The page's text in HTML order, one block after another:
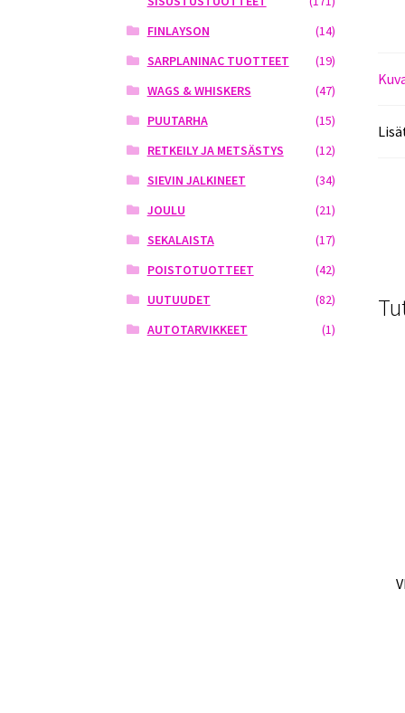
FINLAYSON
(14)
SARPLANINAC TUOTTEET
(19)
WAGS & WHISKERS
(47)
PUUTARHA
(15)
RETKEILY JA METSÄSTYS
(12)
SIEVIN JALKINEET
(34)
JOULU
(21)
SEKALAISTA
(17)
POISTOTUOTTEET
(42)
UUTUUDET
(82)
AUTOTARVIKKEET
(1)